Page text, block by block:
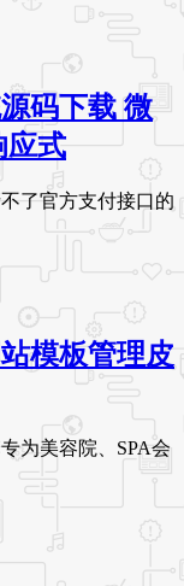
码下载 微
应式
了官方支付接口的
模板管理皮
为美容院、SPA会